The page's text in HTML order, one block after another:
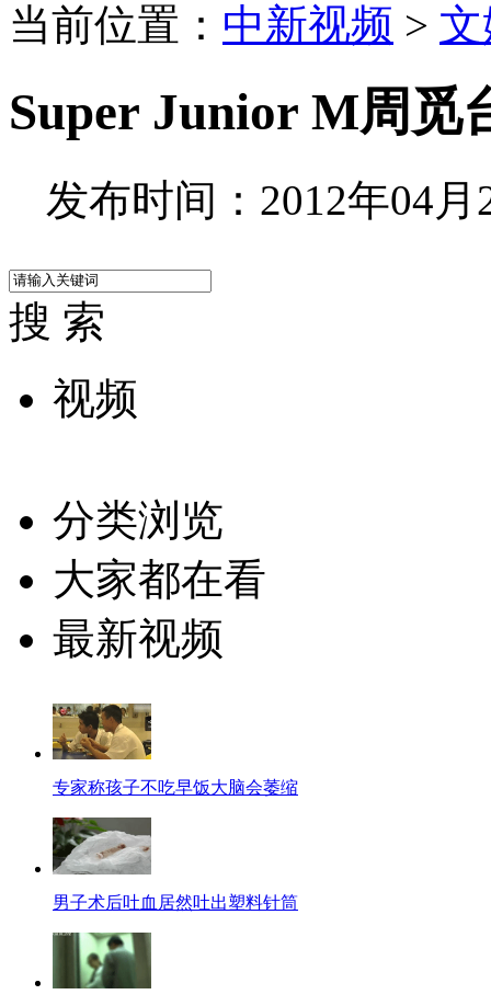
当前位置： 中新视频 >
Super Junior M周觅
发布时间：2012年04月
搜 索
视频
分类浏览
大家都在看
最新视频
专家称孩子不吃早饭大脑会萎缩
男子术后吐血居然吐出塑料针筒